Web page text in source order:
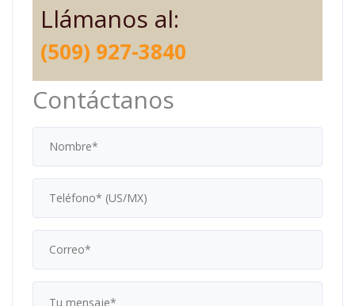
Llámanos al:
(509) 927-3840
Contáctanos